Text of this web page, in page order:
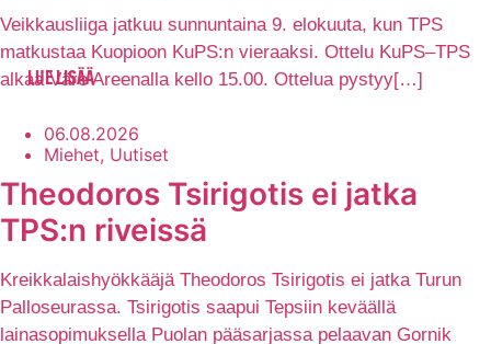
Veikkausliiga jatkuu sunnuntaina 9. elokuuta, kun TPS
matkustaa Kuopioon KuPS:n vieraaksi. Ottelu KuPS–TPS
alkaa Väre Areenalla kello 15.00. Ottelua pystyy[…]
LUE LISÄÄ
06.08.2026
Miehet, Uutiset
Theodoros Tsirigotis ei jatka
TPS:n riveissä
Kreikkalaishyökkääjä Theodoros Tsirigotis ei jatka Turun
Palloseurassa. Tsirigotis saapui Tepsiin keväällä
lainasopimuksella Puolan pääsarjassa pelaavan Gornik